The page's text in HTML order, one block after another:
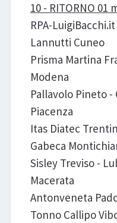
10 - RITORNO 01
RPA-
Lannutti Cuneo
Prisma Martina
Modena
Pallavolo Pineto
Piacenza
Itas Diatec
Gabeca
Sisley Treviso -
Macerata
Antonveneta
Tonno Callipo